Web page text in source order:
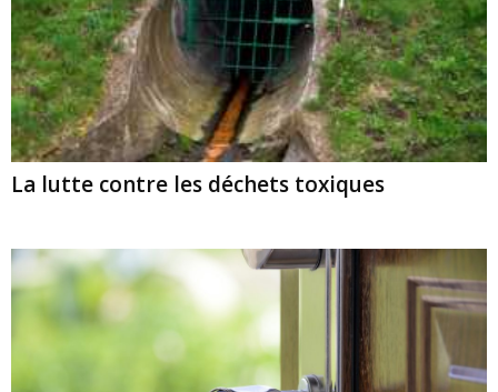
La lutte contre les déchets toxiques